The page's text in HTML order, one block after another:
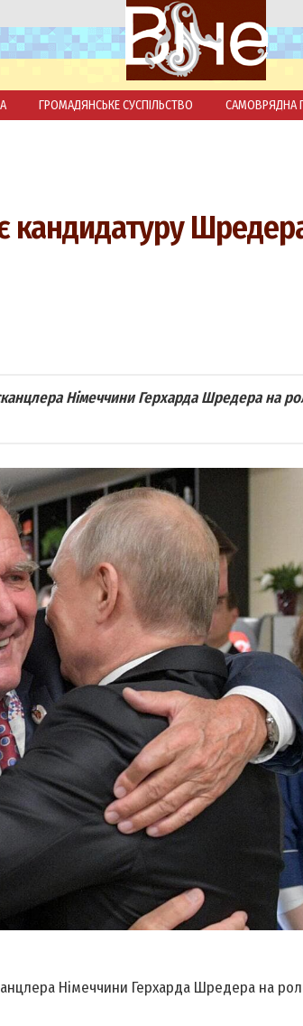
ГРОМАДЯНСЬКЕ СУСПІЛЬСТВО САМОВРЯДНА
кандидатуру
Німеччини Герхарда Шредера на
Німеччини Герхарда Шредера на